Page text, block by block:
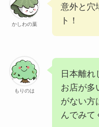
かしわの葉
意外と穴
ト！
もりのは
日本離
お店が多
がない方
んでみて